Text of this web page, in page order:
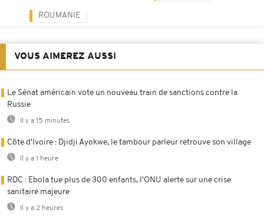
ROUMANIE
VOUS AIMEREZ AUSSI
Le Sénat américain vote un nouveau train de sanctions contre la
Russie
Il y a 15 minutes
Côte d'Ivoire : Djidji Ayokwe, le tambour parleur retrouve son village
Il y a 1 heure
RDC : Ebola tue plus de 300 enfants, l'ONU alerte sur une crise
sanitaire majeure
Il y a 2 heures